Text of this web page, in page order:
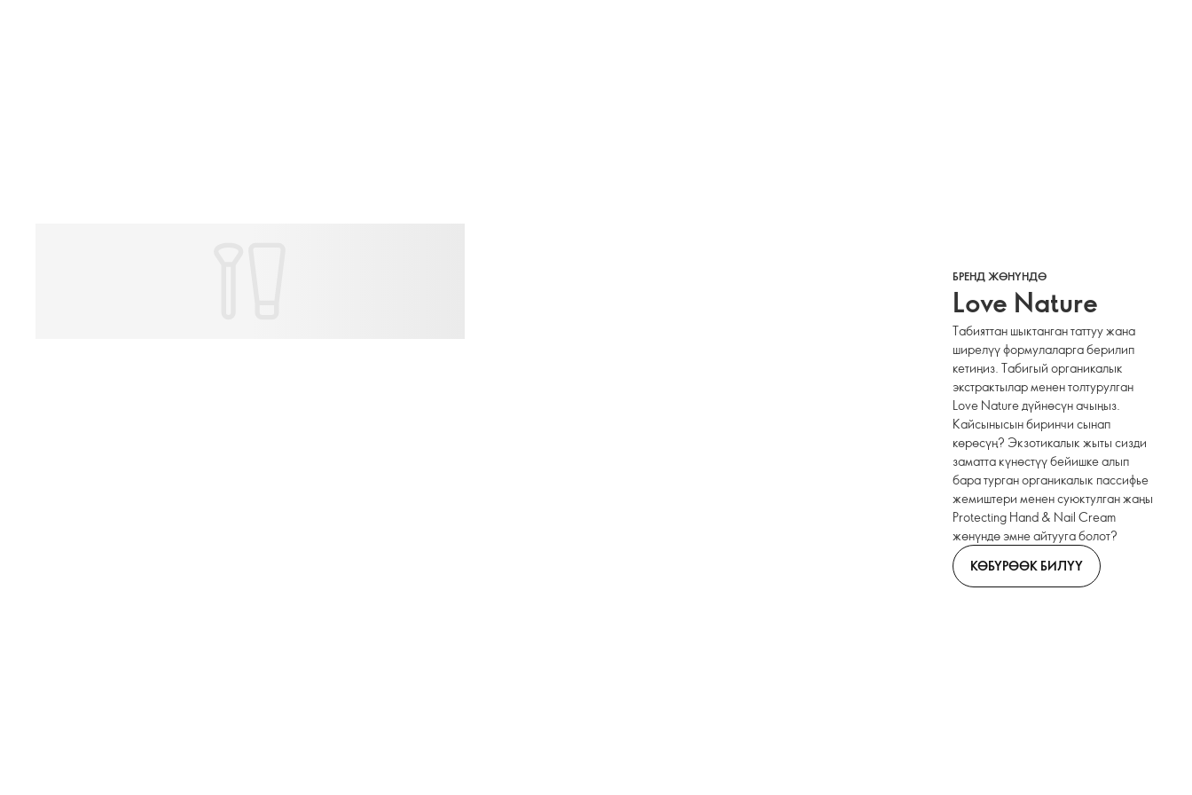
БРЕНД ЖӨНҮНДӨ
Love Nature
Табияттан шыктанган таттуу жана
ширелүү формулаларга берилип
кетиңиз. Табигый органикалык
экстрактылар менен толтурулган
Love Nature дүйнөсүн ачыңыз.
Кайсынысын биринчи сынап
көрөсүң? Экзотикалык жыты сизди
заматта күнөстүү бейишке алып
бара турган органикалык пассифье
жемиштери менен суюктулган жаңы
Protecting Hand & Nail Cream
жөнүндө эмне айтууга болот?
КӨБҮРӨӨК БИЛҮҮ